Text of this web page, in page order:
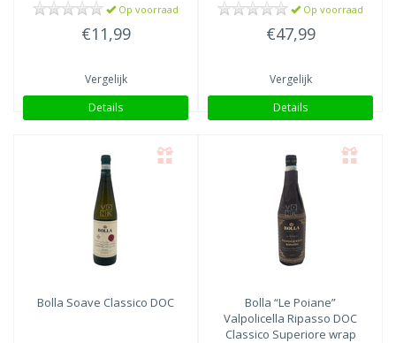
Op voorraad
€11,99
Vergelijk
Details
Op voorraad
€47,99
Vergelijk
Details
Bolla Soave Classico DOC Bolla “Le Poiane”
Valpolicella Ripasso DOC
Classico Superiore wrap